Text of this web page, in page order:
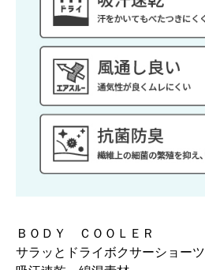
ＢＯＤＹ ＣＯＯＬＥＲ
サラッとドライボクサーショーツ